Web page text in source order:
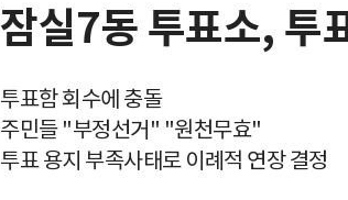
잠실7동 투표소, 투
투표함 회수에 충돌
주민들 "부정선거" "원천무효"
투표 용지 부족사태로 이례적 연장 결정